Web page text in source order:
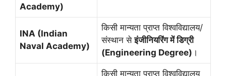
Academy)
INA (Indian
Naval Academy)
किसी मान्यता प्राप्त विश्वविद्यालय/
संस्थान सेइंजीनियरिंग में डिग्री
(Engineering Degree) ।
किसी मान्यता प्राप्त विश्वविद्यालय